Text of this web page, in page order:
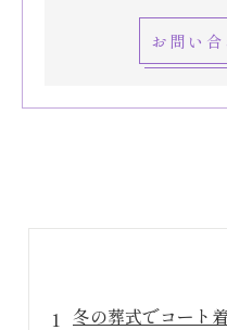
お問い
冬の葬式でコート